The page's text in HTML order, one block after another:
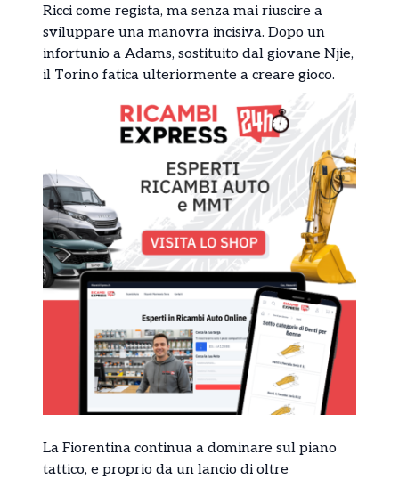
Ricci come regista, ma senza mai riuscire a
sviluppare una manovra incisiva. Dopo un
infortunio a Adams, sostituito dal giovane Njie,
il Torino fatica ulteriormente a creare gioco.
La Fiorentina continua a dominare sul piano
tattico, e proprio da un lancio di oltre